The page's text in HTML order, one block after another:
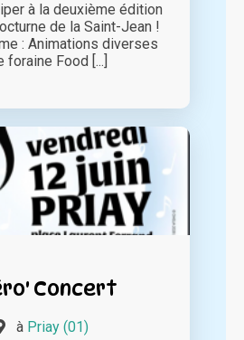
à la deuxième édition
de la Saint-Jean !
: Animations diverses
foraine Food [...]
Concert
à Priay (01)